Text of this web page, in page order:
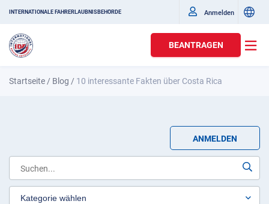
INTERNATIONALE FAHRERLAUBNISBEHÖRDE Anmelden
BEANTRAGEN
Startseite / Blog / 10 interessante Fakten über Costa Rica
ANMELDEN